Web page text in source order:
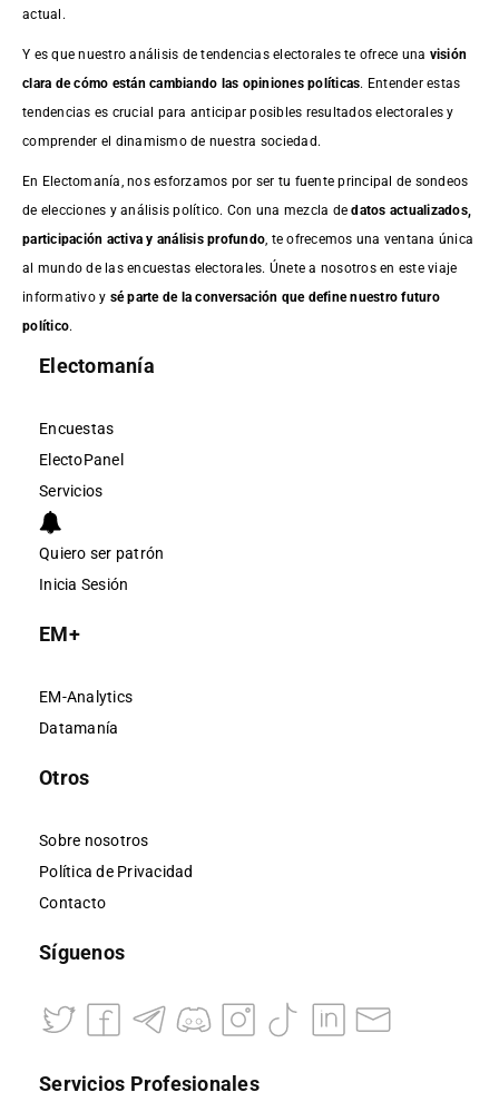
actual.
Y es que nuestro análisis de tendencias electorales te ofrece una visión
clara de cómo están cambiando las opiniones políticas. Entender estas
tendencias es crucial para anticipar posibles resultados electorales y
comprender el dinamismo de nuestra sociedad.
En Electomanía, nos esforzamos por ser tu fuente principal de sondeos
de elecciones y análisis político. Con una mezcla dedatos actualizados,
participación activa y análisis profundo , te ofrecemos una ventana única
al mundo de las encuestas electorales. Únete a nosotros en este viaje
informativo y sé parte de la conversación que define nuestro futuro
político.
Electomanía
Encuestas
ElectoPanel
Servicios
Quiero ser patrón
Inicia Sesión
EM+
EM-Analytics
Datamanía
Otros
Sobre nosotros
Política de Privacidad
Contacto
Síguenos
Servicios Profesionales